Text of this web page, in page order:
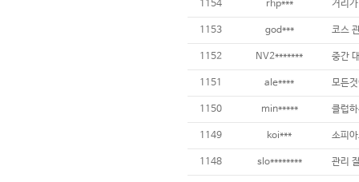
1154 rhp*** 거리
1153 god***
1152 NV2*******
1151 ale****
1150 min*****
1149 koi*** 소피
1148 slo********